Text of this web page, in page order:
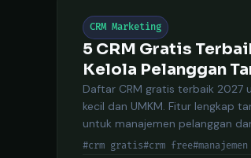
CRM Marketing
5 CRM Gratis
Kelola Pelanggan
Daftar CRM gratis terbaik 2027
kecil dan UMKM. Fitur lengkap
untuk manajemen pelanggan
#crm gratis#crm free